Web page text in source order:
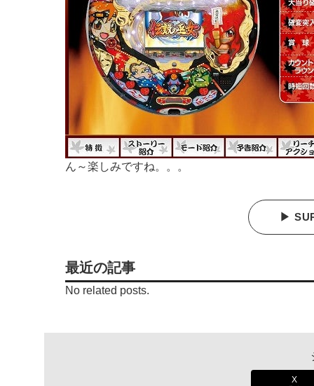
ん～楽しみですね。。。
▶
最近の記事
No related posts.
X